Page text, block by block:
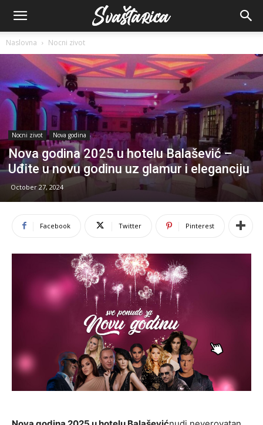
Naslovna Nocni zivot
Nocni zivot Nova godina
Nova godina 2025 u hotelu Balašević –
Uđite u novu godinu uz glamur i eleganciju
October 27, 2024
Facebook Twitter Pinterest